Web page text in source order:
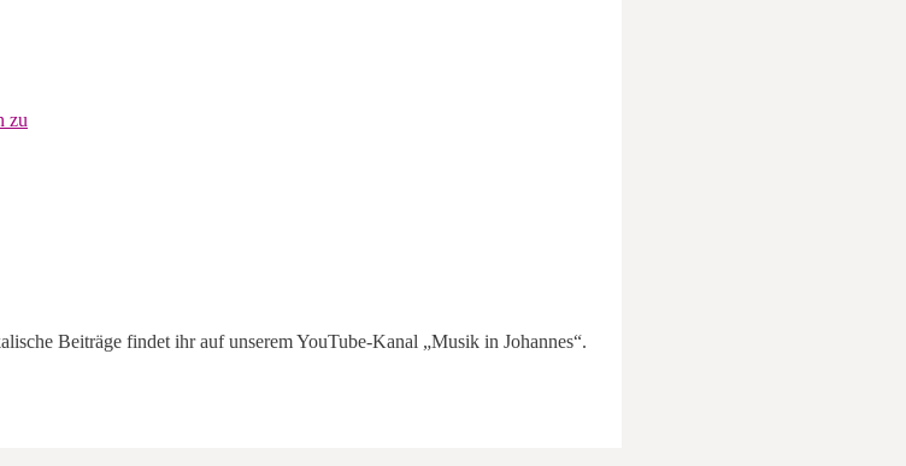
zu
Beiträge findet ihr auf unserem YouTube-Kanal „Musik in Johannes“.